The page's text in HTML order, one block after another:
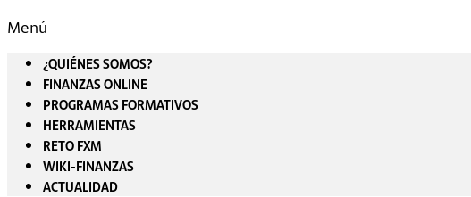
Menú
¿QUIÉNES SOMOS?
FINANZAS ONLINE
PROGRAMAS FORMATIVOS
HERRAMIENTAS
RETO FXM
WIKI-FINANZAS
ACTUALIDAD